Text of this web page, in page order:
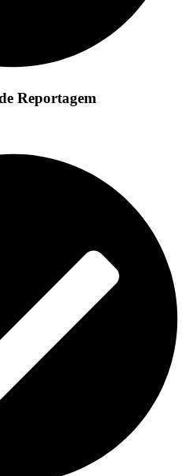
Reportagem